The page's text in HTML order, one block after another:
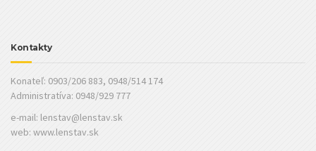
Kontakty
Konateľ: 0903/206 883, 0948/514 174
Administratíva: 0948/929 777
e-mail: lenstav@lenstav.sk
web: www.lenstav.sk